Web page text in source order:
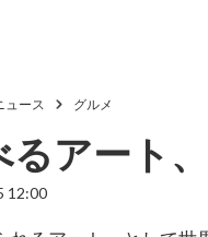
ュース グルメ
るアート
12:00